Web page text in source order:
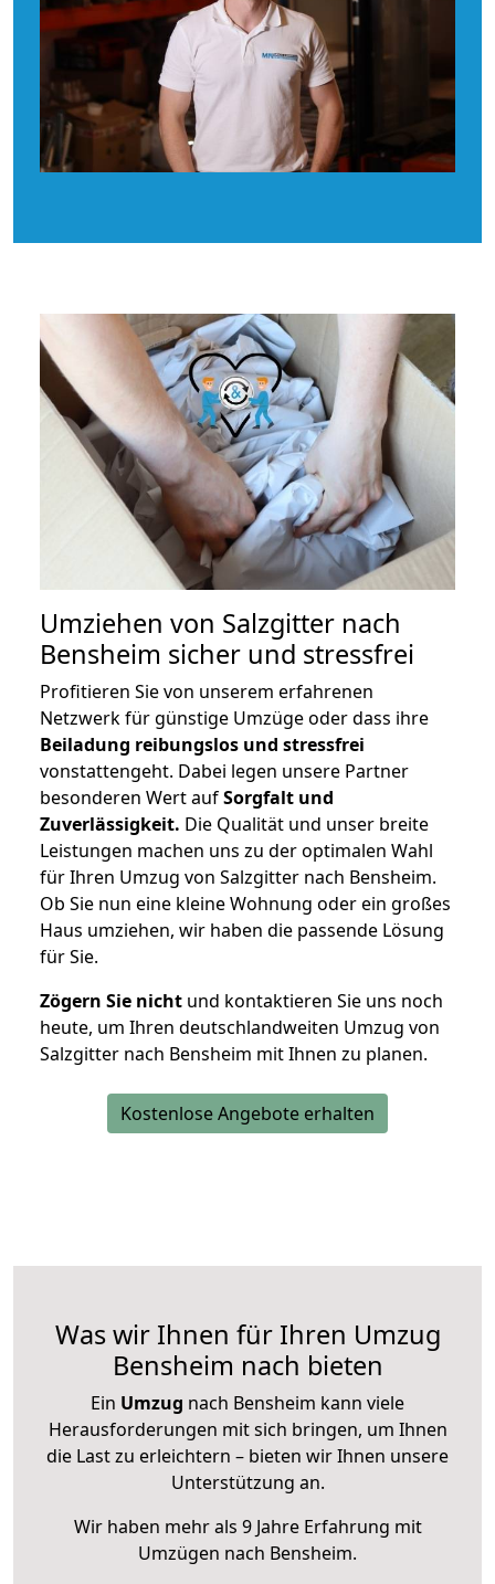
Umziehen von Salzgitter nach
Bensheim sicher und stressfrei
Profitieren Sie von unserem erfahrenen
Netzwerk für günstige Umzüge oder dass ihre
Beiladung reibungslos und stressfrei
vonstattengeht. Dabei legen unsere Partner
besonderen Wert aufSorgfalt und
Zuverlässigkeit. Die Qualität und unser breite
Leistungen machen uns zu der optimalen Wahl
für Ihren Umzug von Salzgitter nach Bensheim.
Ob Sie nun eine kleine Wohnung oder ein großes
Haus umziehen, wir haben die passende Lösung
für Sie.
Zögern Sie nicht und kontaktieren Sie uns noch
heute, um Ihren deutschlandweiten Umzug von
Salzgitter nach Bensheim mit Ihnen zu planen.
Kostenlose Angebote erhalten
Was wir Ihnen für Ihren Umzug
Bensheim nach bieten
Ein Umzug nach Bensheim kann viele
Herausforderungen mit sich bringen, um Ihnen
die Last zu erleichtern – bieten wir Ihnen unsere
Unterstützung an.
Wir haben mehr als 9 Jahre Erfahrung mit
Umzügen nach Bensheim.